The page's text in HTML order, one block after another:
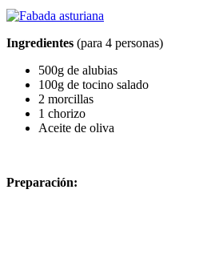
Ingredientes (para 4 personas)
500g de alubias
100g de tocino salado
2 morcillas
1 chorizo
Aceite de oliva
Preparación: